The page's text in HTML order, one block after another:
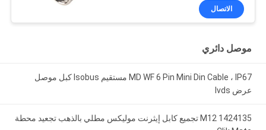
الاتصال
موصل دائري
MD WF 6 Pin Mini Din Cable ، IP67 مستقيم Isobus كبل موصل
عرض lvds
M12 1424135 تجميع كابل إيثرنت موليكس مطلي بالذهب تجعيد محطة